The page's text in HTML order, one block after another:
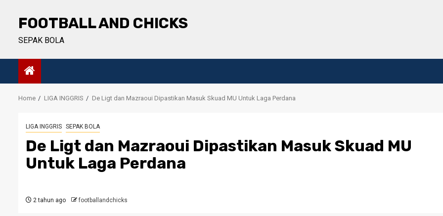
contentFOOTBALL AND CHICKS
SEPAK BOLA
Home LIGA INGGRIS De Ligt dan Mazraoui Dipastikan Masuk Skuad MU Untuk Laga Perdana
LIGA INGGRIS SEPAK BOLA
De Ligt dan Mazraoui Dipastikan Masuk Skuad MU
Untuk Laga Perdana
2 tahun ago footballandchicks